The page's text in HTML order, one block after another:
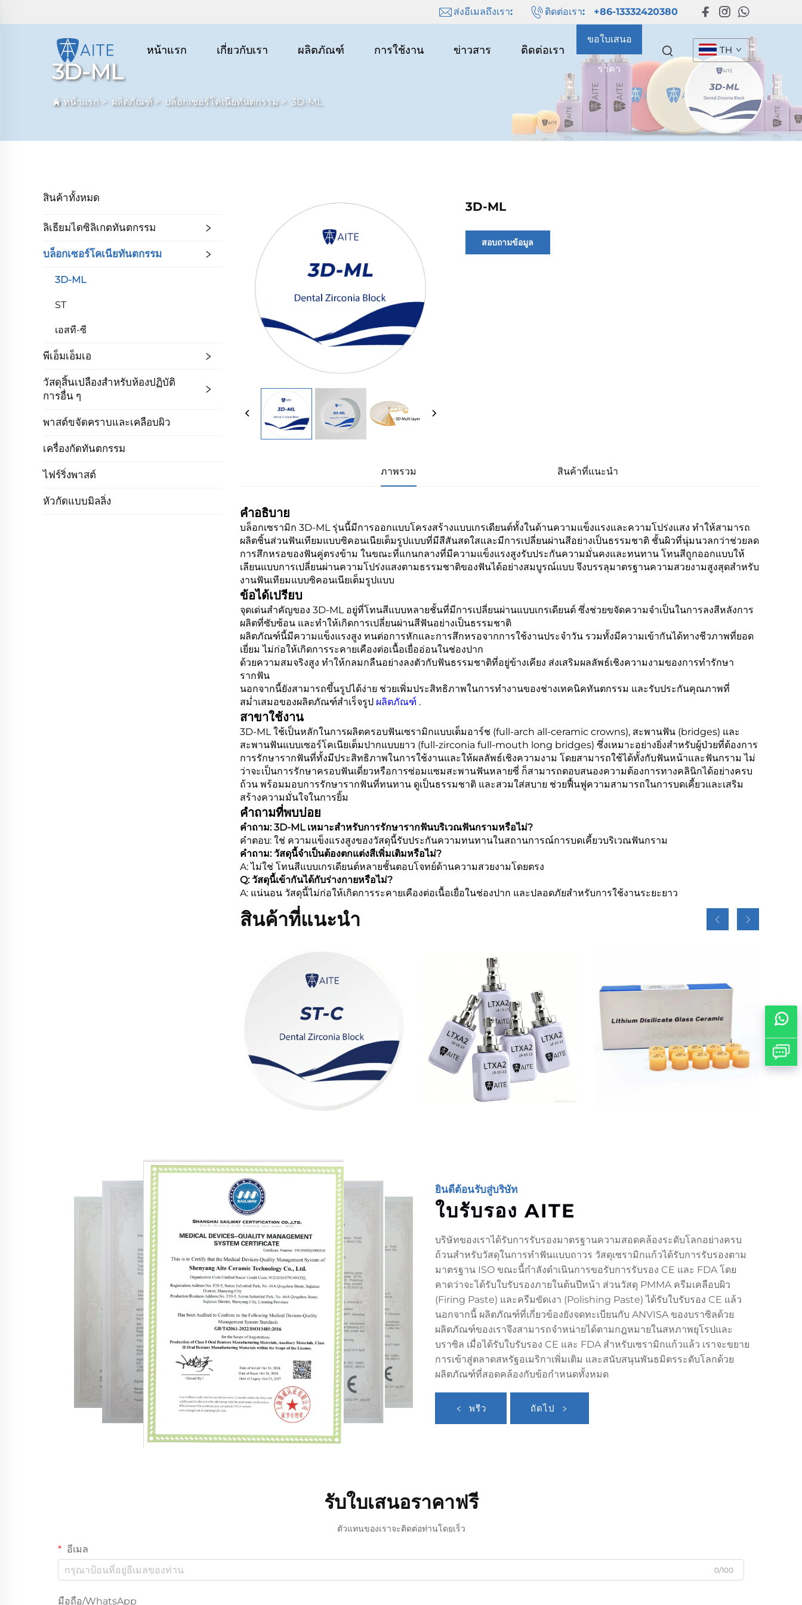
ส่งอีเมลถึงเรา: ติดต่อเรา: +86-13332420380
หน้าแรก เกี่ยวกับเรา ผลิตภัณฑ์ การใช้งาน ข่าวสาร ติดต่อเรา
ขอใบเสนอ
ราคา
TH
3D-ML
หน้าแรก> ผลิตภัณฑ์> บล็อกเซอร์โคเนียทันตกรรม> 3D-ML
สินค้าทั้งหมด
ลิเธียมไดซิลิเกตทันตกรรม
บล็อกเซอร์โคเนียทันตกรรม
3D-ML
ST
เอสที-ซี
พีเอ็มเอ็มเอ
วัสดุสิ้นเปลืองสำหรับห้องปฏิบัติ
การอื่น ๆ
พาสต์ขจัดคราบและเคลือบผิว
เครื่องกัดทันตกรรม
ไฟร์ริ่งพาสต์
หัวกัดแบบมิลลิ่ง
3D-ML
สอบถามข้อมูล
ภาพรวม สินค้าที่แนะนำ
คำอธิบาย
บล็อกเซรามิก 3D-ML รุ่นนี้มีการออกแบบโครงสร้างแบบเกรเดียนต์ทั้งในด้านความแข็งแรงและความโปร่งแสง ทำให้สามารถ
ผลิตชิ้นส่วนฟันเทียมแบบซิคอนเนียเต็มรูปแบบที่มีสีสันสดใสและมีการเปลี่ยนผ่านสีอย่างเป็นธรรมชาติ ชั้นผิวที่นุ่มนวลกว่าช่วยลด
การสึกหรอของฟันคู่ตรงข้าม ในขณะที่แกนกลางที่มีความแข็งแรงสูงรับประกันความมั่นคงและทนทาน โทนสีถูกออกแบบให้
เลียนแบบการเปลี่ยนผ่านความโปร่งแสงตามธรรมชาติของฟันได้อย่างสมบูรณ์แบบ จึงบรรลุมาตรฐานความสวยงามสูงสุดสำหรับ
งานฟันเทียมแบบซิคอนเนียเต็มรูปแบบ
ข้อได้เปรียบ
จุดเด่นสำคัญของ 3D-ML อยู่ที่โทนสีแบบหลายชั้นที่มีการเปลี่ยนผ่านแบบเกรเดียนต์ ซึ่งช่วยขจัดความจำเป็นในการลงสีหลังการ
ผลิตที่ซับซ้อน และทำให้เกิดการเปลี่ยนผ่านสีฟันอย่างเป็นธรรมชาติ
ผลิตภัณฑ์นี้มีความแข็งแรงสูง ทนต่อการหักและการสึกหรอจากการใช้งานประจำวัน รวมทั้งมีความเข้ากันได้ทางชีวภาพที่ยอด
เยี่ยม ไม่ก่อให้เกิดการระคายเคืองต่อเนื้อเยื่ออ่อนในช่องปาก
ด้วยความสมจริงสูง ทำให้กลมกลืนอย่างลงตัวกับฟันธรรมชาติที่อยู่ข้างเคียง ส่งเสริมผลลัพธ์เชิงความงามของการทำรักษา
รากฟัน
นอกจากนี้ยังสามารถขึ้นรูปได้ง่าย ช่วยเพิ่มประสิทธิภาพในการทำงานของช่างเทคนิคทันตกรรม และรับประกันคุณภาพที่
สม่ำเสมอของผลิตภัณฑ์สำเร็จรูป ผลิตภัณฑ์ .
สาขาใช้งาน
3D-ML ใช้เป็นหลักในการผลิตครอบฟันเซรามิกแบบเต็มอาร์ช (full-arch all-ceramic crowns), สะพานฟัน (bridges) และ
สะพานฟันแบบเซอร์โคเนียเต็มปากแบบยาว (full-zirconia full-mouth long bridges) ซึ่งเหมาะอย่างยิ่งสำหรับผู้ป่วยที่ต้องการ
การรักษารากฟันที่ทั้งมีประสิทธิภาพในการใช้งานและให้ผลลัพธ์เชิงความงาม โดยสามารถใช้ได้ทั้งกับฟันหน้าและฟันกราม ไม่
ว่าจะเป็นการรักษาครอบฟันเดี่ยวหรือการซ่อมแซมสะพานฟันหลายซี่ ก็สามารถตอบสนองความต้องการทางคลินิกได้อย่างครบ
ถ้วน พร้อมมอบการรักษารากฟันที่ทนทาน ดูเป็นธรรมชาติ และสวมใส่สบาย ช่วยฟื้นฟูความสามารถในการบดเคี้ยวและเสริม
สร้างความมั่นใจในการยิ้ม
คำถามที่พบบ่อย
คำถาม: 3D-ML เหมาะสำหรับการรักษารากฟันบริเวณฟันกรามหรือไม่?
คำตอบ: ใช่ ความแข็งแรงสูงของวัสดุนี้รับประกันความทนทานในสถานการณ์การบดเคี้ยวบริเวณฟันกราม
คำถาม: วัสดุนี้จำเป็นต้องตกแต่งสีเพิ่มเติมหรือไม่?
A: ไม่ใช่ โทนสีแบบเกรเดียนต์หลายชั้นตอบโจทย์ด้านความสวยงามโดยตรง
Q: วัสดุนี้เข้ากันได้กับร่างกายหรือไม่?
A: แน่นอน วัสดุนี้ไม่ก่อให้เกิดการระคายเคืองต่อเนื้อเยื่อในช่องปาก และปลอดภัยสำหรับการใช้งานระยะยาว
สินค้าที่แนะนำ
ยินดีต้อนรับสู่บริษัท
ใบรับรอง AITE
บริษัทของเราได้รับการรับรองมาตรฐานความสอดคล้องระดับโลกอย่างครบ
ถ้วนสำหรับวัสดุในการทำฟันแบบถาวร วัสดุเซรามิกแก้วได้รับการรับรองตาม
มาตรฐาน ISO ขณะนี้กำลังดำเนินการขอรับการรับรอง CE และ FDA โดย
คาดว่าจะได้รับใบรับรองภายในต้นปีหน้า ส่วนวัสดุ PMMA ครีมเคลือบผิว
(Firing Paste) และครีมขัดเงา (Polishing Paste) ได้รับใบรับรอง CE แล้ว
นอกจากนี้ ผลิตภัณฑ์ที่เกี่ยวข้องยังจดทะเบียนกับ ANVISA ของบราซิลด้วย
ผลิตภัณฑ์ของเราจึงสามารถจำหน่ายได้ตามกฎหมายในสหภาพยุโรปและ
บราซิล เมื่อได้รับใบรับรอง CE และ FDA สำหรับเซรามิกแก้วแล้ว เราจะขยาย
การเข้าสู่ตลาดสหรัฐอเมริกาเพิ่มเติม และสนับสนุนพันธมิตรระดับโลกด้วย
ผลิตภัณฑ์ที่สอดคล้องกับข้อกำหนดทั้งหมด
พรีว ถัดไป
รับใบเสนอราคาฟรี
ตัวแทนของเราจะติดต่อท่านโดยเร็ว
อีเมล
0/100
มือถือ/WhatsApp